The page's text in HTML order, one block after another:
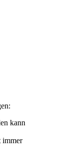
kann
immer